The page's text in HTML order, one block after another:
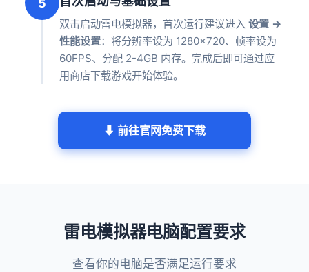
双击启动雷电模拟器，首次运行建议进入 设置 →
性能设置：将分辨率设为 1280×720、帧率设为
60FPS、分配 2-4GB 内存。完成后即可通过应
用商店下载游戏开始体验。
⬇ 前往官网免费下载
雷电模拟器电脑配置要求
查看你的电脑是否满足运行要求